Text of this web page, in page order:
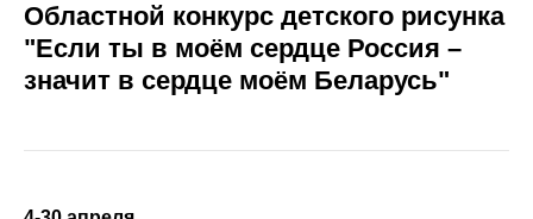
Областной конкурс детского рисунка
"Если ты в моём сердце Россия –
значит в сердце моём Беларусь"